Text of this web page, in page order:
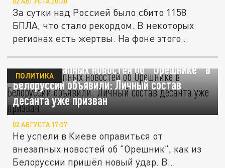
За сутки над Россией было сбито 1158
БПЛА, что стало рекордом. В некоторых
регионах есть жертвы. На фоне этого...
После внезапных новостей об "Орешнике" в
Белоруссии объявили: Личный состав
десанта уже призван
ПОЛИТИКА
02 АВГУСТА 17:57
Не успели в Киеве оправиться от
внезапных новостей об "Орешник", как из
Белоруссии пришёл новый удар. В